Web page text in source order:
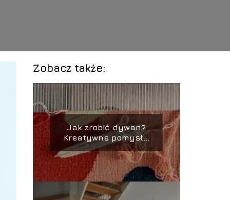
Zobacz także:
Jak zrobić dywan?
Kreatywne pomysły
na ręcznie robione
dywany